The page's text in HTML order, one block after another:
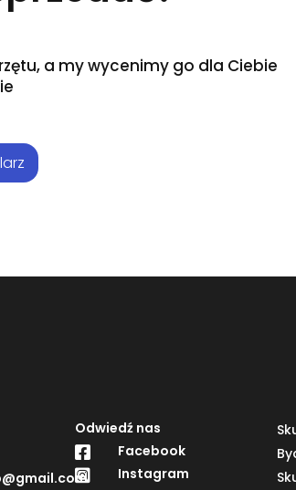
a my wycenimy go dla Ciebie
Odwiedź nas
 Facebook
 Instagram